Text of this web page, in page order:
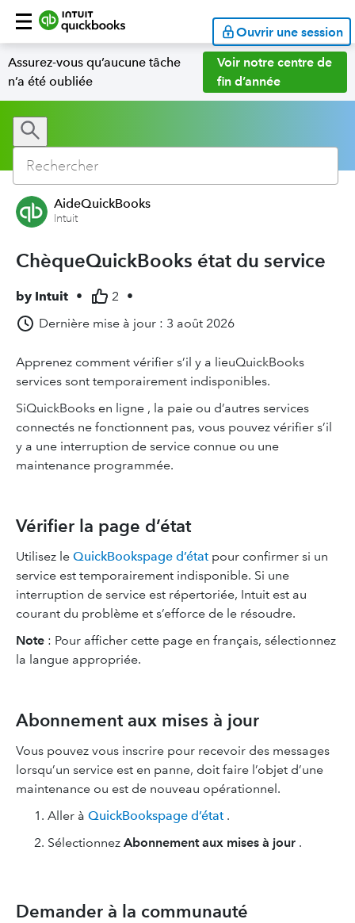
Ouvrir une session
Assurez-vous qu’aucune tâche
n’a été oubliée
Voir notre centre de
fin d’année
AideQuickBooks
Intuit
ChèqueQuickBooks état du service
by Intuit • 2
•
Dernière mise à jour : 3 août 2026
Apprenez comment vérifier s’il y a lieuQuickBooks
services sont temporairement indisponibles.
SiQuickBooks en ligne , la paie ou d’autres services
connectés ne fonctionnent pas, vous pouvez vérifier s’il
y a une interruption de service connue ou une
maintenance programmée.
Vérifier la page d’état
Utilisez le QuickBookspage d’état pour confirmer si un
service est temporairement indisponible. Si une
interruption de service est répertoriée, Intuit est au
courant du problème et s’efforce de le résoudre.
Note : Pour afficher cette page en français, sélectionnez
la langue appropriée.
Abonnement aux mises à jour
Vous pouvez vous inscrire pour recevoir des messages
lorsqu’un service est en panne, doit faire l’objet d’une
maintenance ou est de nouveau opérationnel.
Aller à QuickBookspage d’état .
Sélectionnez Abonnement aux mises à jour .
Demander à la communauté